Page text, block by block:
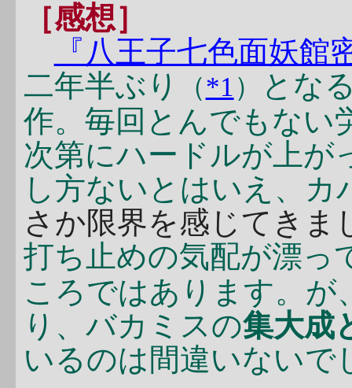
［感想］
『八王子七色面妖館
二年半ぶり
（*1）
とな
作。毎回とんでもない
次第にハードルが上が
し方ないとはいえ、カ
さか限界を感じてきま
打ち止めの気配が漂っ
ころではあります。が
り、バカミスの集大成
いるのは間違いないで